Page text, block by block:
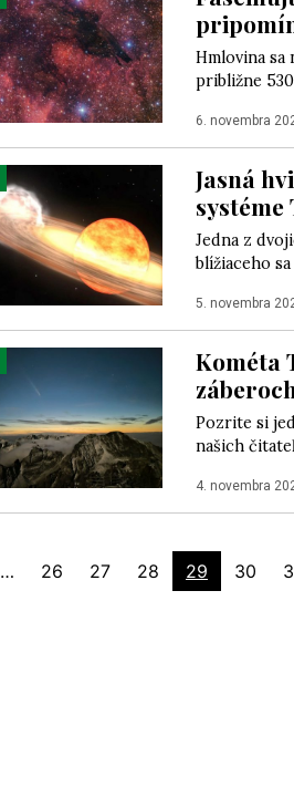
Hmlovina sa
približne
6. novembra
Jasná
systéme
Jedna z
blížiaceho
5. novembra
Kométa
Pozrite si
našich
4. novembra
… 26 27 28 29 30